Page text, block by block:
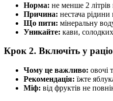
Норма: не менше 2
Причина: нестача рідини
Що пити: мінеральну
Уникайте: кави,
Крок 2. Включіть у
Чому це важливо: овочі
Рекомендація: їжте
Міф: від фруктів не